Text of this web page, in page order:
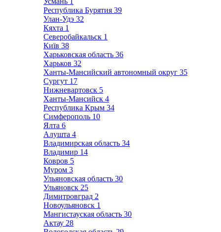
Республика Бурятия 39
Улан-Удэ 32
Кяхта 1
Северобайкальск 1
Київ 38
Харьковская область 36
Харьков 32
Ханты-Мансийский автономный округ 35
Сургут 17
Нижневартовск 5
Ханты-Мансийск 4
Республика Крым 34
Симферополь 10
Ялта 6
Алушта 4
Владимирская область 34
Владимир 14
Ковров 5
Муром 3
Ульяновская область 30
Ульяновск 25
Димитровград 2
Новоульяновск 1
Мангистауская область 30
Актау 28